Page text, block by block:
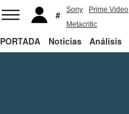
Sony Prime Video
Metacritic
PORTADA Noticias Análisis